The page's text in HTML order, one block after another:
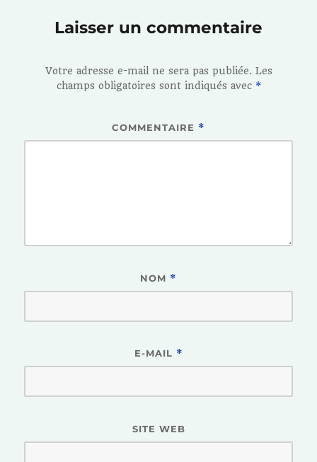
Laisser un commentaire
Votre adresse e-mail ne sera pas publiée. Les
champs obligatoires sont indiqués avec *
COMMENTAIRE *
NOM *
E-MAIL *
SITE WEB